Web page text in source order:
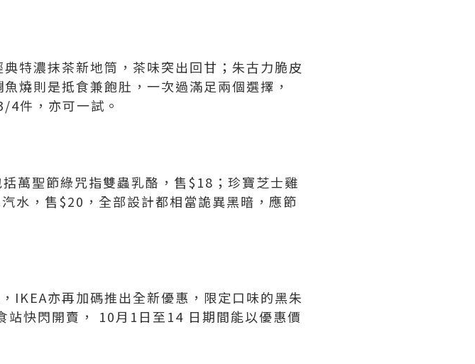
特濃抹茶新地筒，茶味突出回甘；朱古力脆皮
燒則是抵食兼飽肚，一次過滿足兩個選擇，
4件，亦可一試。
萬聖節綠咒指雙蟲乳酪，售$18；珍寶芝士雞
水，售$20，全部設計都相當詭異黑暗，應節
IKEA亦再加碼推出全新優惠，限定口味的黑朱
快閃開賣， 10月1日至14 日期間能以優惠價